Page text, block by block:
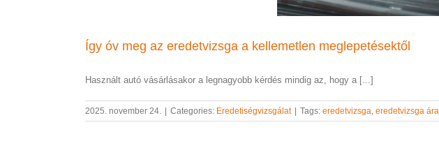
Így óv meg az eredetvizsga a kellemetlen meglepetésektől
Használt autó vásárlásakor a legnagyobb kérdés mindig az, hogy a [...]
2025. november 24. | Categories: Eredetiségvizsgálat | Tags: eredetvizsga eredetvizsga ára